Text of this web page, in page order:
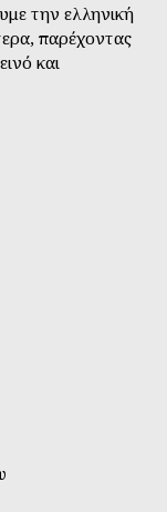
την ελληνική
παρέχοντας
και